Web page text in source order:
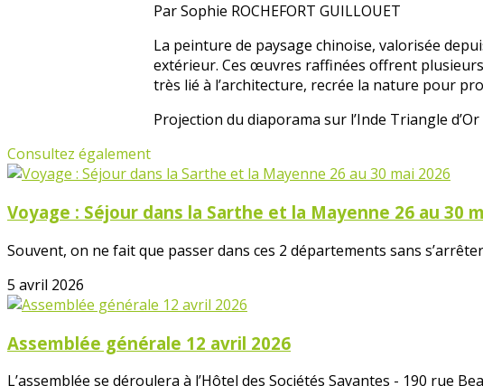
Par Sophie ROCHEFORT GUILLOUET
La peinture de paysage chinoise, valorisée
extérieur. Ces œuvres raffinées offrent
très lié à l’architecture, recrée la nature pour
Projection du diaporama sur l’Inde Triangle d’Or
Consultez également
Voyage : Séjour dans la Sarthe et la Mayenne 26 au 30
Souvent, on ne fait que passer dans ces 2 départements sans
5 avril 2026
Assemblée générale 12 avril 2026
L’assemblée se déroulera à l’Hôtel des Sociétés Savantes - 190 rue